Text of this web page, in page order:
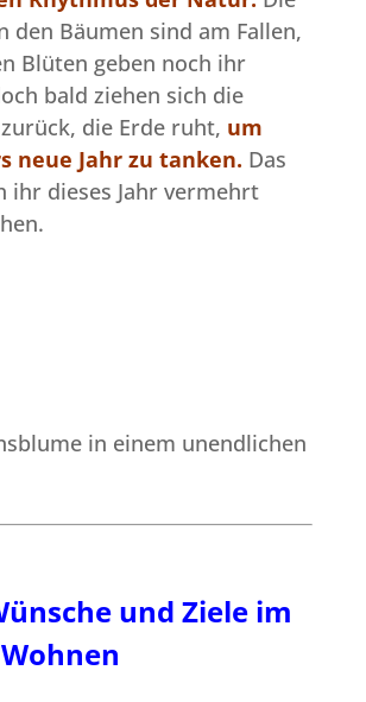
den Bäumen sind am Fallen,
Blüten geben noch ihr
bald ziehen sich die
die Erde ruht, um
neue Jahr zu tanken. Das
ihr dieses Jahr vermehrt
und Ziele im